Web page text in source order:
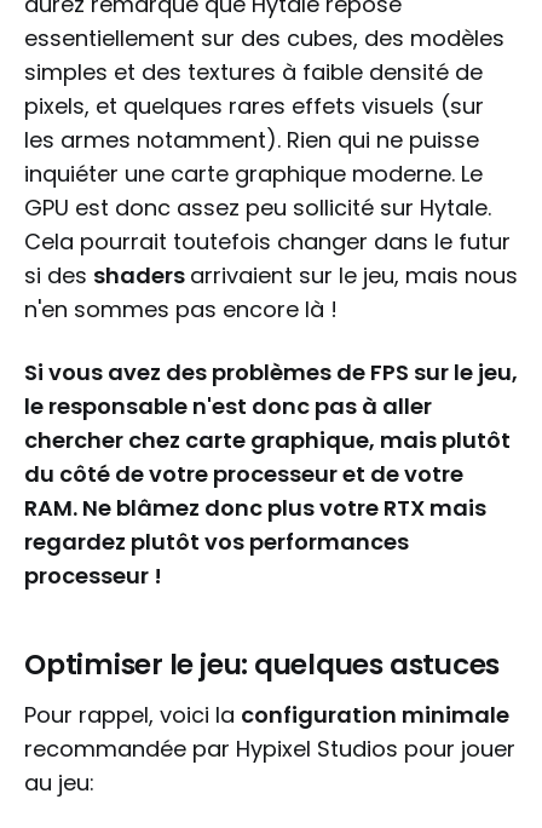
essentiellement sur des cubes, des modèles
simples et des textures à faible densité de
pixels, et quelques rares effets visuels (sur
les armes notamment). Rien qui ne puisse
inquiéter une carte graphique moderne. Le
GPU est donc assez peu sollicité sur Hytale.
Cela pourrait toutefois changer dans le futur
si des shaders arrivaient sur le jeu, mais nous
n'en sommes pas encore là !
Si vous avez des problèmes de FPS sur le jeu,
le responsable n'est donc pas à aller
chercher chez carte graphique, mais plutôt
du côté de votre processeur et de votre
RAM. Ne blâmez donc plus votre RTX mais
regardez plutôt vos performances
processeur !
Optimiser le jeu: quelques astuces
Pour rappel, voici la configuration minimale
recommandée par Hypixel Studios pour jouer
au jeu: